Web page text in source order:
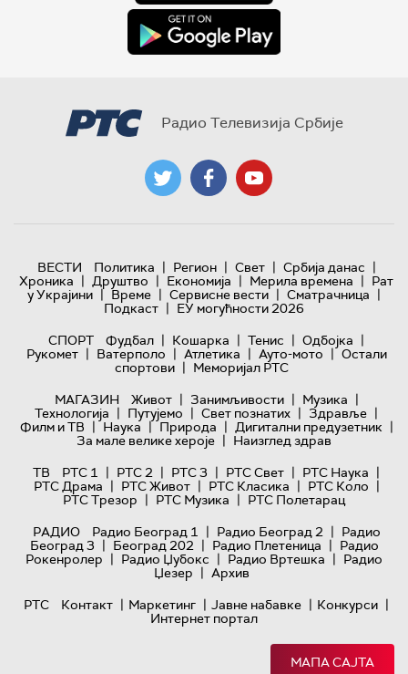
Радио Телевизија Србије
ВЕСТИ Политика | Регион | Свет | Србија данас |
Хроника | Друштво | Економија | Мерила времена | Рат
у Украјини | Време | Сервисне вести | Сматрачница |
Подкаст | ЕУ могућности 2026
СПОРТ
Фудбал | Кошарка | Тенис | Одбојка |
Рукомет | Ватерполо | Атлетика | Ауто-мото | Остали
спортови | Меморијал РТС
МАГАЗИН
Живот | Занимљивости | Музика |
Технологијa | Путујемо | Свет познатих | Здравље |
Филм и ТВ | Наука | Природа | Дигитални предузетник |
За мале велике хероје | Наизглед здрав
ТВ
РТС 1 | РТС 2 | РТС 3 | РТС Свет | РТС Наука |
РТС Драма | РТС Живот | РТС Класика | РТС Коло |
РТС Трезор | РТС Музика | РТС Полетарац
РАДИО
Радио Београд 1 | Радио Београд 2 | Радио
Београд 3 | Београд 202 | Радио Плетеница | Радио
Рокенролер | Радио Џубокс | Радио Вртешка | Радио
Џезер | Архив
РТС
Контакт | Маркетинг | Јавне набавке | Конкурси |
Интернет портал
МАПА САЈТА